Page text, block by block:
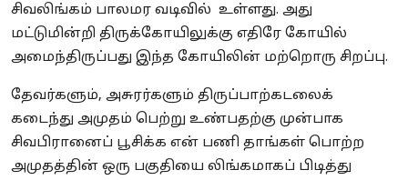
சிவலிங்கம் பாலமர வடிவில் உள்ளது. அது
மட்டுமின்றி திருக்கோயிலுக்கு எதிரே கோயில்
அமைந்திருப்பது இந்த கோயிலின் மற்றொரு சிறப்பு.
தேவர்களும், அசுரர்களும் திருப்பாற்கடலைக்
கடைந்து அமுதம் பெற்று உண்பதற்கு முன்பாக
சிவபிரானைப் பூசிக்க என் பணி தாங்கள் பொற்ற
அமுதத்தின் ஒரு பகுதியை லிங்கமாகப் பிடித்து